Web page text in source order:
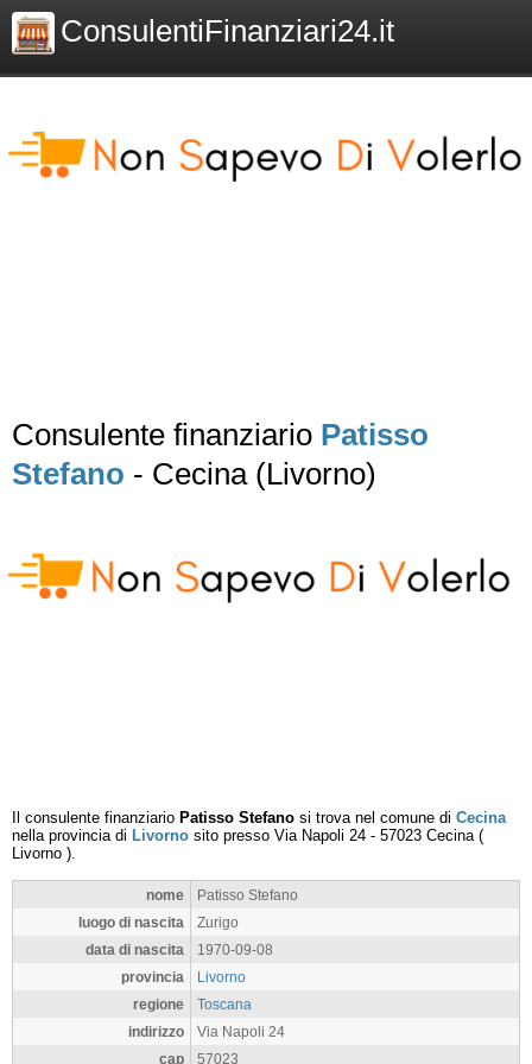
ConsulentiFinanziari24.it
Consulente finanziario Patisso
Stefano - Cecina (Livorno)
Il consulente finanziario Patisso Stefano si trova nel comune di Cecina
nella provincia di Livorno sito presso Via Napoli 24 - 57023 Cecina(
Livorno ).
nome
Patisso Stefano
luogo di nascita
Zurigo
data di nascita
1970-09-08
provincia
Livorno
regione
Toscana
indirizzo
Via Napoli 24
cap
57023